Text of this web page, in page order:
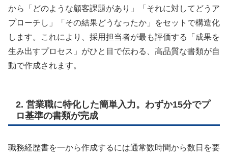
から「どのような顧客課題があり」「それに対してどうア
プローチし」「その結果どうなったか」をセットで構造化
します。これにより、採用担当者が最も評価する「成果を
生み出すプロセス」がひと目で伝わる、高品質な書類が自
動で作成されます。
2. 営業職に特化した簡単入力。わずか15分でプ
ロ基準の書類が完成
職務経歴書を一から作成するには通常数時間から数日を要